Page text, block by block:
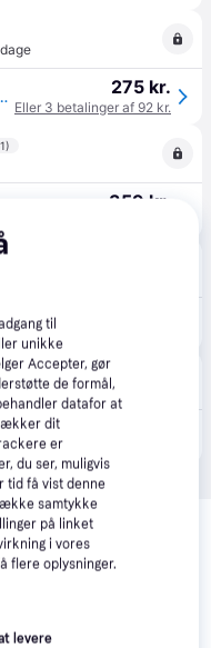
Børn - 15-30kg - Grøn 275 kr.
Eller 3 betalinger af 92 kr.
359 kr.
matcher dine
til
unikke
Accepter, gør
de formål,
datafor at
dit
er
du ser, muligvis
tid få vist denne
samtykke
på linket
i vores
flere oplysninger.
levere